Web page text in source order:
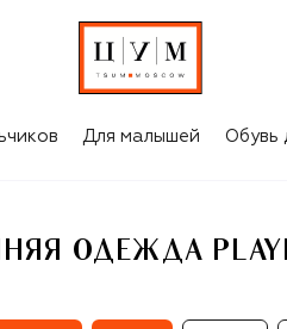
БЕЛОЕ БЕЛЬЁ И ДОМАШНЯЯ ОДЕЖДА PLAYFOREVER ДЛЯ ДЕВОЧЕК Для малышей Обувь
ОДЕЖДА